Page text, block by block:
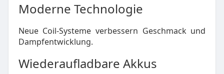
Moderne Technologie
Neue Coil-Systeme verbessern Geschmack und
Dampfentwicklung.
Wiederaufladbare Akkus